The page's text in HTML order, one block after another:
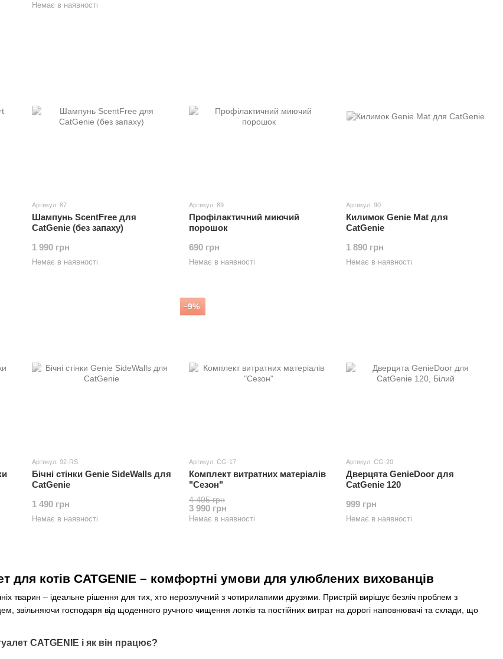
для котів CATGENIE – комфортні умови для улюблених вихованців
тварин – ідеальне рішення для тих, хто нерозлучний з чотирилапими друзями. Пристрій вирішує безліч проблем з
звільняючи господаря від щоденного ручного чищення лотків та постійних витрат на дорогі наповнювачі та склади, що
CATGENIE і як він працює?
Немає в наявності
Артикул: 87
Шампунь ScentFree для
CatGenie (без запаху)
1 990 грн
Немає в наявності
Артикул: 89
Профілактичний миючий
порошок
690 грн
Немає в наявності
Артикул: 90
Килимок Genie Mat для
CatGenie
1 890 грн
Немає в наявності
Артикул: 92-RS
Бічні стінки Genie SideWalls для
CatGenie
1 490 грн
Немає в наявності
−9%
Артикул: CG-17
Комплект витратних матеріалів
"Сезон"
4 405 грн
3 990 грн
Немає в наявності
Артикул: CG-20
Дверцята GenieDoor для
CatGenie 120
999 грн
Немає в наявності